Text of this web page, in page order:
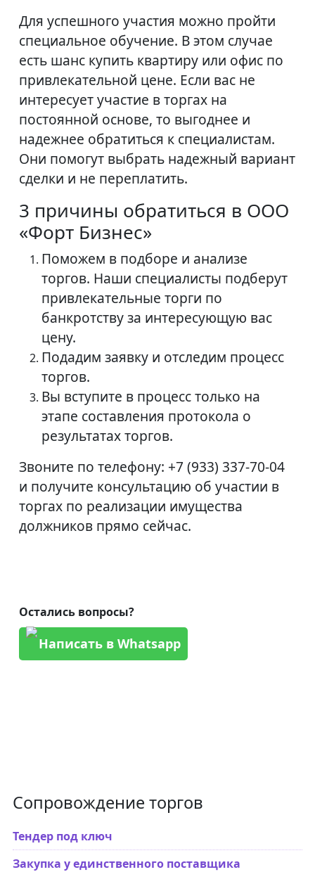
Для успешного участия можно пройти
специальное обучение. В этом случае
есть шанс купить квартиру или офис по
привлекательной цене. Если вас не
интересует участие в торгах на
постоянной основе, то выгоднее и
надежнее обратиться к специалистам.
Они помогут выбрать надежный вариант
сделки и не переплатить.
3 причины обратиться в ООО
«Форт Бизнес»
Поможем в подборе и анализе
торгов. Наши специалисты подберут
привлекательные торги по
банкротству за интересующую вас
цену.
Подадим заявку и отследим процесс
торгов.
Вы вступите в процесс только на
этапе составления протокола о
результатах торгов.
Звоните по телефону: +7 (933) 337-70-04
и получите консультацию об участии в
торгах по реализации имущества
должников прямо сейчас.
Остались вопросы?
Написать в Whatsapp
Сопровождение торгов
Тендер под ключ
Закупка у единственного поставщика